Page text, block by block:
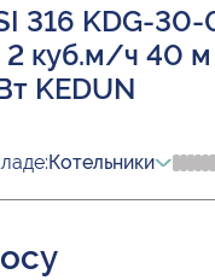
316 KDG-30-
2 куб.м/ч 40
KEDUN
Котельники